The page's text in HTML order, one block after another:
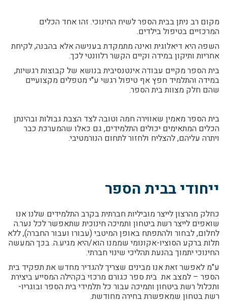
מקום רב ניתן בבית הספר לשיח החינוכי. זהו אחד הכלים
המרכזיים בטיפול בילדים.
השפה היא דיאלוגית ואינה מתמקדת בענישה אלא בהבנה, לקיחת
אחריות ותיקון במידה וקיים הקשר רלוונטי לכך.
בית הספר מקיים עבודה אינטנסיבית בנושא של קבוצות רגשיות,
במידה והתלמיד חפץ אף טיפול רגשי ע"י מטפלים מקצועיים
שהם חלק מצוות בית הספר.
בית הספר מאמין שאווירה חמה וטובה לצד הצבת גבולות ובהינתן
הכלים המתאימים יכולים התלמידים, גם כאלו שהמערכת כבר
ויתרה עליהם, להצליח ולחזור לתחום הנורמטיבי.
ייחודי בבית הספר
כחלק מהרצון לייצר מוביליות חברתית בקרב התלמידים שלנו אנו
שואפים לייצר רשת ביטחון ותמיכה חינוכית שתאפשר לכל נער.ה
לחלום, לבחור ולהתפתח באופן המיטבי (עבורו ועבור החברה), ללא
תלות ברקע הסוציו-אקונומי שממנו הוא/היא מגיע.ה. בכך המעשה
החינוכי יתמוך בהנעת תהליכי שינוי חברתי.
ע"מ לאפשר זאת אנו מבינים שצריך להגדיר מחדש את תפקיד בית
הספר – למצב את בית ספר כגורם מרכזי בקהילה המסייע ביצירת
ותכלול רשת ביטחון ותמיכה עבור כל תלמידי בית הספר ובוגריו-
רשת בטחון שמאפשרת בחירה מחודשת.